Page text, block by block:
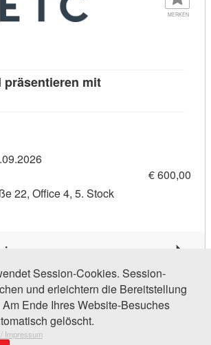
MERKEN
präsentieren mit
Überzeugend präsentieren mit
€ 600,00
22, Office 4, 5. Stock
(1 von 8)
Session-Cookies. Session-
und erleichtern die Bereitstellung
Ende Ihres Website-Besuches
gelöscht.
Impressum